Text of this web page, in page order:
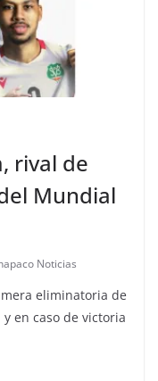
rival de
Mundial
Noticias
eliminatoria de
en caso de victoria